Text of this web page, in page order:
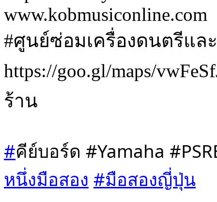
www.kobmusiconline.com
#ศูนย์ซ่อมเครื่องดนตรีแล
https://goo.gl/maps/
ร้าน
#คีย์บอร์ด #Yamaha
หนึ่งมือสอง #มือสองญี่ปุ่น